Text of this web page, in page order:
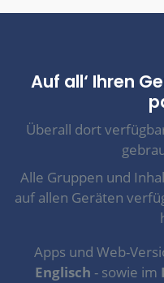
Auf all‘ Ihren
Überall dort
Alle Gruppen und
auf allen Geräten
Apps und Web-
Englisch - sowie im